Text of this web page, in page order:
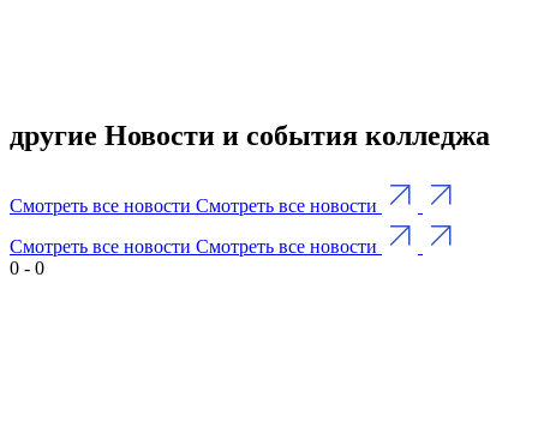
другие Новости и события колледжа
Смотреть все новости Смотреть все новости
Смотреть все новости Смотреть все новости
0 - 0